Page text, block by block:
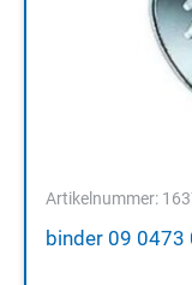
Artikelnummer:
binder 09 0473